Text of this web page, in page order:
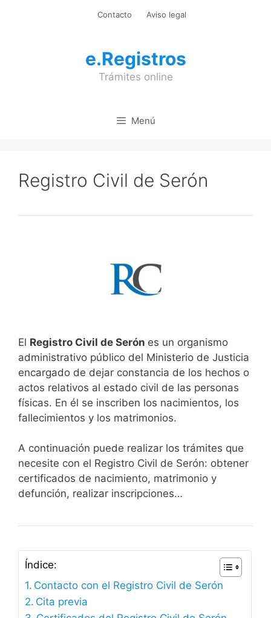
Contacto Aviso legal
e.Registros
Trámites online
Menú
Registro Civil de Serón
El Registro Civil de Serón es un organismo
administrativo público del Ministerio de Justicia
encargado de dejar constancia de los hechos o
actos relativos al estado civil de las personas
físicas. En él se inscriben los nacimientos, los
fallecimientos y los matrimonios.
A continuación puede realizar los trámites que
necesite con el Registro Civil de Serón: obtener
certificados de nacimiento, matrimonio y
defunción, realizar inscripciones…
Índice:
Contacto con el Registro Civil de Serón
Cita previa